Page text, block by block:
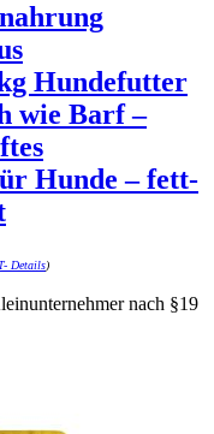
Hundefutter
wie Barf –
Hunde – fett-
Details)
nach §19